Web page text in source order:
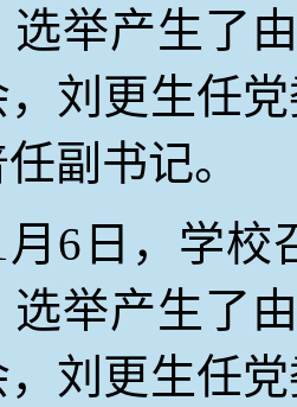
选举产生了
刘更生任
副书记。
6日 ，学校
选举产生了
，刘更生任